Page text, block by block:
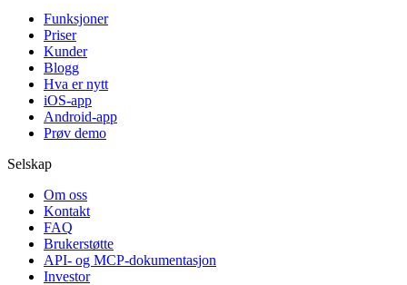
Funksjoner
Priser
Kunder
Blogg
Hva er nytt
iOS-app
Android-app
Prøv demo
Selskap
Om oss
Kontakt
FAQ
Brukerstøtte
API- og MCP-dokumentasjon
Investor